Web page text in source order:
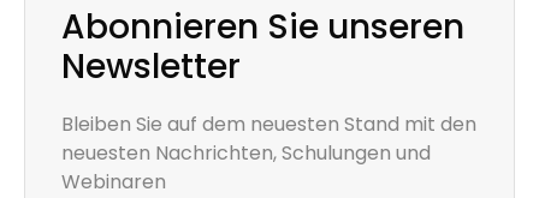
Abonnieren Sie unseren
Newsletter
Bleiben Sie auf dem neuesten Stand mit den
neuesten Nachrichten, Schulungen und
Webinaren